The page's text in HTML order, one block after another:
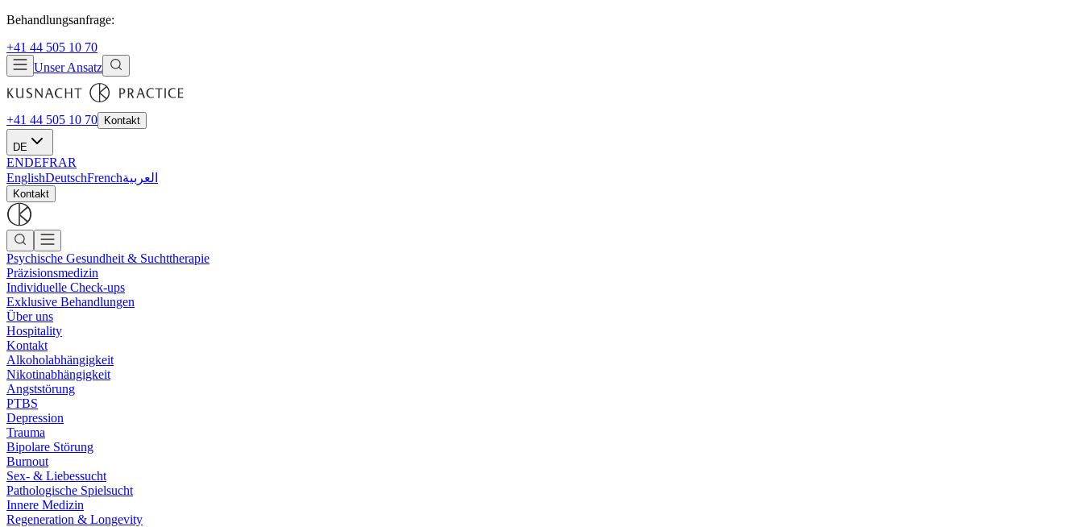
Behandlungsanfrage:
+41 44 505 10 70
Unser Ansatz
+41 44 505 10 70 Kontakt
DE
ENDEFRAR
EnglishDeutschFrenchالعربية
Kontakt
Psychische Gesundheit & Suchttherapie
Präzisionsmedizin
Individuelle Check-ups
Exklusive Behandlungen
Über uns
Hospitality
Kontakt
Alkoholabhängigkeit
Nikotinabhängigkeit
Angststörung
PTBS
Depression
Trauma
Bipolare Störung
Burnout
Sex- & Liebessucht
Pathologische Spielsucht
Innere Medizin
Regeneration & Longevity